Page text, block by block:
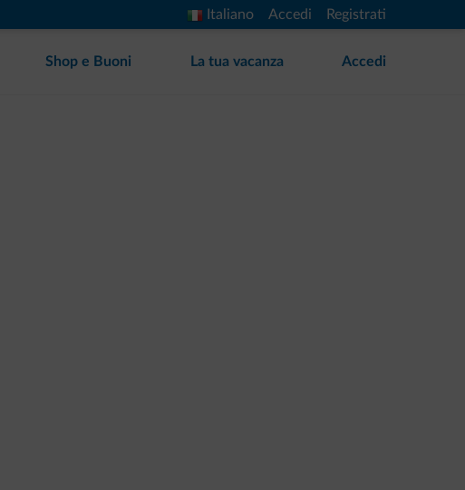
Italiano Accedi Registrati
Shop e Buoni La tua vacanza Accedi